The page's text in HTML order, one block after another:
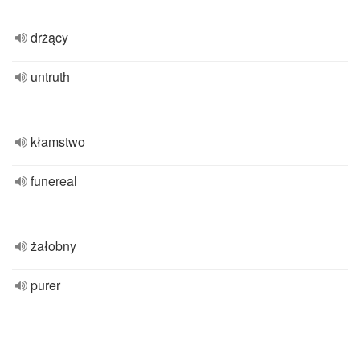
drżący
untruth
kłamstwo
funereal
żałobny
purer